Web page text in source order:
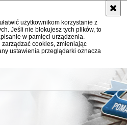
użytkownikom korzystanie z
Jeśli nie blokujesz tych plików, to
w pamięci urządzenia.
cookies, zmieniając
ustawienia przeglądarki oznacza